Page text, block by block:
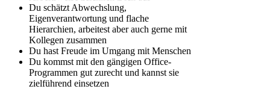
Du schätzt Abwechslung,
Eigenverantwortung und flache
Hierarchien, arbeitest aber auch gerne mit
Kollegen zusammen
Du hast Freude im Umgang mit Menschen
Du kommst mit den gängigen Office-
Programmen gut zurecht und kannst sie
zielführend einsetzen